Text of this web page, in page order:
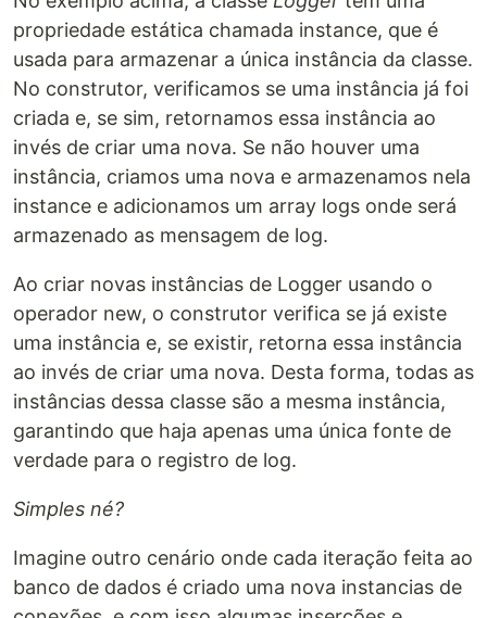
propriedade estática chamada instance, que é
usada para armazenar a única instância da classe.
No construtor, verificamos se uma instância já foi
criada e, se sim, retornamos essa instância ao
invés de criar uma nova. Se não houver uma
instância, criamos uma nova e armazenamos nela
instance e adicionamos um array logs onde será
armazenado as mensagem de log.
Ao criar novas instâncias de Logger usando o
operador new, o construtor verifica se já existe
uma instância e, se existir, retorna essa instância
ao invés de criar uma nova. Desta forma, todas as
instâncias dessa classe são a mesma instância,
garantindo que haja apenas uma única fonte de
verdade para o registro de log.
Simples né?
Imagine outro cenário onde cada iteração feita ao
banco de dados é criado uma nova instancias de